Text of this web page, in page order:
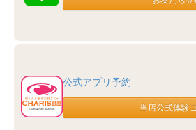
公式アプリ予約